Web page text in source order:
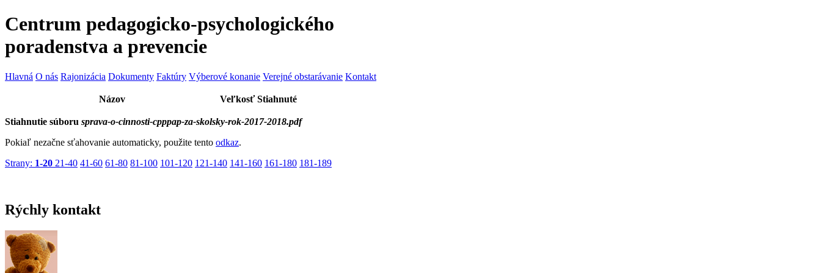
Centrum pedagogicko-psychologického
poradenstva a prevencie
Hlavná O nás Rajonizácia Dokumenty Faktúry Výberové konanie Verejné obstarávanie Kontakt
Názov Veľkosť Stiahnuté
Stiahnutie súboru sprava-o-cinnosti-cpppap-za-skolsky-rok-2017-2018.pdf
Pokiaľ nezačne sťahovanie automaticky, použite tento odkaz.
Strany: 1-20 21-40 41-60 61-80 81-100 101-120 121-140 141-160 161-180 181-189
Rýchly kontakt